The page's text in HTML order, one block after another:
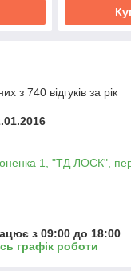
з 740 відгуків за рік
1, "ТД ЛОСК",
з 09:00 до 18:00
графік роботи